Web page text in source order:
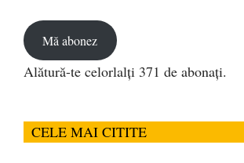
Mă abonez
Alătură-te celorlalți 371 de abonați.
CELE MAI CITITE